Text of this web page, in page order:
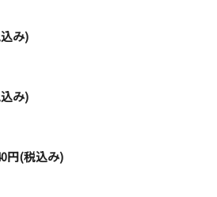
み)
み)
(税込み)